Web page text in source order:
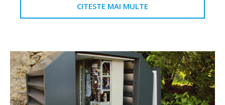
CITESTE MAI MULTE